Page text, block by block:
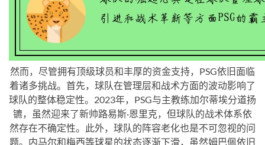
然而，尽管拥有顶级球员和丰厚的资金支持，PSG依旧面临
着诸多挑战。首先，球队在管理层和战术方面的波动影响了
球队的整体稳定性。2023年，PSG与主教练加尔蒂埃分道扬
镳，虽然迎来了新帅路易斯·恩里克，但球队的战术体系依
然存在不确定性。此外，球队的阵容老化也是不可忽视的问
题。内马尔和梅西等球星的状态逐渐下滑，虽然姆巴佩依旧